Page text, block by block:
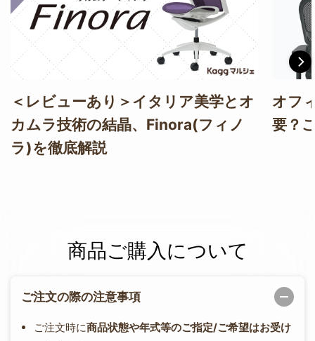
＜レビューあり＞イタリア美学とオ
カムラ技術の結晶、Finora(フィノ
ラ)を徹底解説
オフ
要？
商品ご購入について
ご注文の際の注意事項
ご注文時に商品状態や年式等のご指定/ご希望はお受け